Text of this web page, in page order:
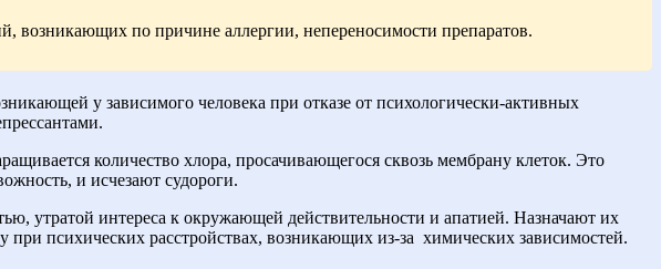
возникающих по причине аллергии, непереносимости препаратов.
у зависимого человека при отказе от психологически-активных
количество хлора, просачивающегося сквозь мембрану клеток. Это
и исчезают судороги.
утратой интереса к окружающей действительности и апатией. Назначают их
психических расстройствах, возникающих из-за химических зависимостей.